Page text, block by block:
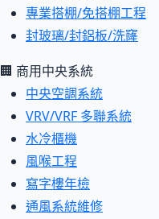
專業搭棚/免搭棚工程
封玻璃/封鋁板/洗窿
🏢 商用中央系統
中央空調系統
VRV/VRF 多聯系統
水冷櫃機
風喉工程
寫字樓年檢
通風系統維修